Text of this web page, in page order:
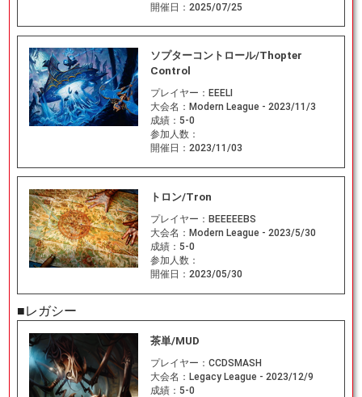
開催日： 2025/07/25
ソプターコントロール/Thopter
Control
プレイヤー： EEELI
大会名： Modern League - 2023/11/3
成績： 5-0
参加人数：
開催日： 2023/11/03
トロン/Tron
プレイヤー： BEEEEEBS
大会名： Modern League - 2023/5/30
成績： 5-0
参加人数：
開催日： 2023/05/30
■レガシー
茶単/MUD
プレイヤー： CCDSMASH
大会名： Legacy League - 2023/12/9
成績： 5-0